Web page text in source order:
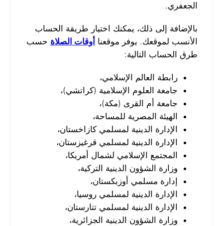
الجعفري.
بالإضافة إلى ذلك، يمكنك اختيار طريقة الحساب
الأنسب لموقعك. يوفر موقعنا أوقات الصلاة حسب
طرق الحساب التالية:
رابطة العالم الإسلامي،
جامعة العلوم الإسلامية (كراتشي)،
جامعة أم القرى (مكة)،
الهيئة المصرية للمساحة،
الإدارة الدينية لمسلمي كازاخستان،
الإدارة الدينية لمسلمي قرغيزستان،
المجتمع الإسلامي لشمال أمريكا،
وزارة الشؤون الدينية التركية،
إدارة مسلمي أوزبكستان،
الإدارة الدينية لمسلمي روسيا،
الإدارة الدينية لمسلمي تتارستان،
وزارة الشؤون الدينية الجزائرية،